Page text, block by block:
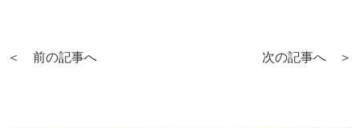
＜ 前の記事へ 次の記事へ ＞